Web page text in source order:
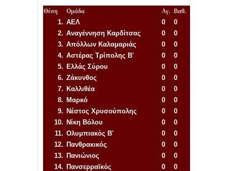
Θέση Ομάδα Αγ. Βαθ.
1. ΑΕΛ 0
0
2. Αναγέννηση Καρδίτσας 0
0
3. Απόλλων Καλαμαριάς 0
0
4. Αστέρας Τρίπολης Β' 0
0
5. Ελλάς Σύρου 0
0
6. Ζάκυνθος 0
0
7. Καλλιθέα 0
0
8. Μαρκό 0
0
9. Νέστος Χρυσούπολης 0
0
10. Νίκη Βόλου 0
0
11. Ολυμπιακός Β' 0
0
12. Πανθρακικός 0
0
13. Πανιώνιος 0
0
14. Πανσερραϊκός 0
0